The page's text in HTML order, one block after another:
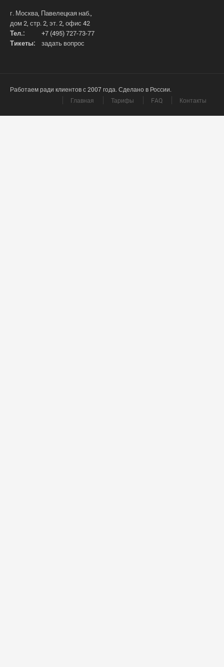
г. Москва, Павелецкая наб.,
дом 2, стр. 2, эт. 2, офис 42
Тел.:
+7 (495) 727-73-77
Тикеты:
задать вопрос
Работаем ради клиентов с 2007 года. Сделано в России.
Главная
Тарифы FAQ Контакты